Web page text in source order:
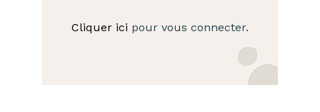
Cliquer ici pour vous connecter.